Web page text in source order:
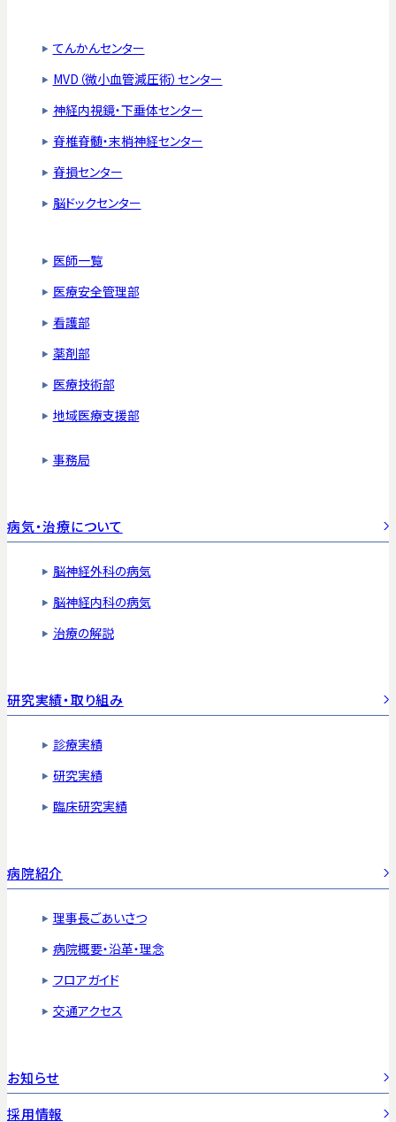
てんかんセンター
MVD（微小血管減圧術）センター
神経内視鏡・下垂体センター
脊椎脊髄・末梢神経センター
脊損センター
脳ドックセンター
医師一覧
医療安全管理部
看護部
薬剤部
医療技術部
地域医療支援部
事務局
病気・治療について
脳神経外科の病気
脳神経内科の病気
治療の解説
研究実績・取り組み
診療実績
研究実績
臨床研究実績
病院紹介
理事長ごあいさつ
病院概要・沿革・理念
フロアガイド
交通アクセス
お知らせ
採用情報